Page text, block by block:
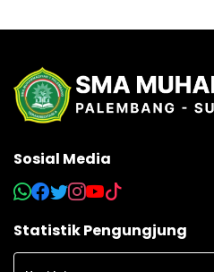
Sosial Media
Statistik Pengungjung